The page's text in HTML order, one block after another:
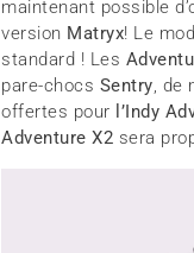
maintenant possible
version Matryx! Le
standard ! Les
pare-chocs Sentry, de
offertes pour l’Indy
Adventure X2 sera